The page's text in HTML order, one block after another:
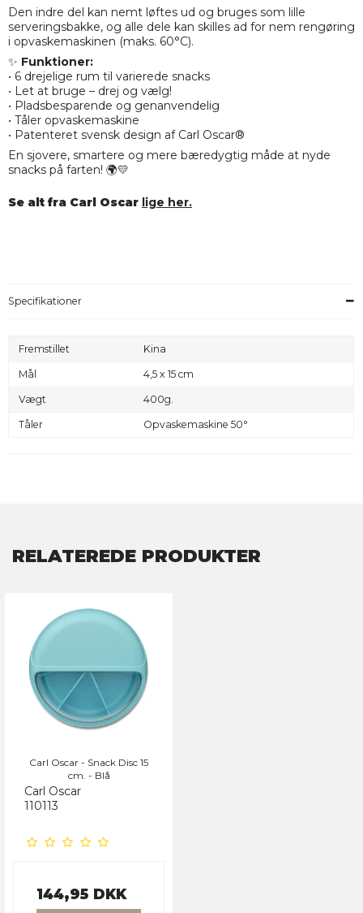
Den indre del kan nemt løftes ud og bruges som lille
serveringsbakke, og alle dele kan skilles ad for nem rengøring
i opvaskemaskinen (maks. 60°C).
✨ Funktioner:
• 6 drejelige rum til varierede snacks
• Let at bruge – drej og vælg!
• Pladsbesparende og genanvendelig
• Tåler opvaskemaskine
• Patenteret svensk design af Carl Oscar®
En sjovere, smartere og mere bæredygtig måde at nyde
snacks på farten! 🌍💛
Se alt fra Carl Oscar lige her.
Specifikationer
Fremstillet Kina
Mål 4,5 x 15 cm
Vægt 400g.
Tåler Opvaskemaskine 50°
RELATEREDE PRODUKTER
Carl Oscar - Snack Disc 15
cm. - Blå
Carl Oscar
110113
144,95 DKK